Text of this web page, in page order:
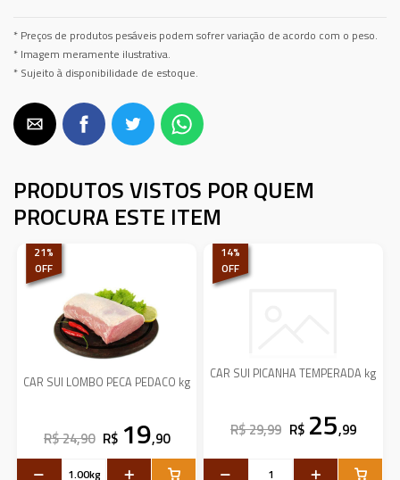
* Preços de produtos pesáveis podem sofrer variação de acordo com o peso.
* Imagem meramente ilustrativa.
* Sujeito à disponibilidade de estoque.
PRODUTOS VISTOS POR QUEM
PROCURA ESTE ITEM
21%
OFF
CAR SUI LOMBO PECA PEDACO kg
R$ 24,90 R$ 19,90
14%
OFF
CAR SUI PICANHA TEMPERADA kg
R$ 29,99 R$ 25,99